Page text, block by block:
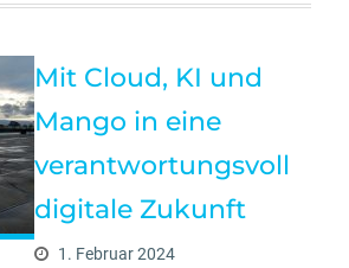
Mit Cloud, KI und
Mango in eine
verantwortungsvoll
digitale Zukunft
1. Februar 2024